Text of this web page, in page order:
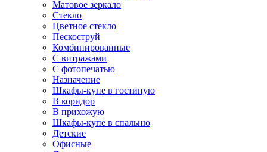
Матовое зеркало
Стекло
Цветное стекло
Пескоструй
Комбинированные
С витражами
С фотопечатью
Назначение
Шкафы-купе в гостиную
В коридор
В прихожую
Шкафы-купе в спальню
Детские
Офисные